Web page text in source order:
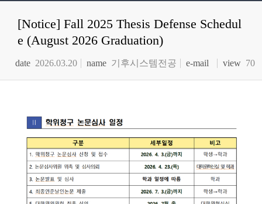
[Notice] Fall 2025 Thesis Defense Schedul
e (August 2026 Graduation)
date 2026.03.20 name 기후시스템전공 e-mail view 70